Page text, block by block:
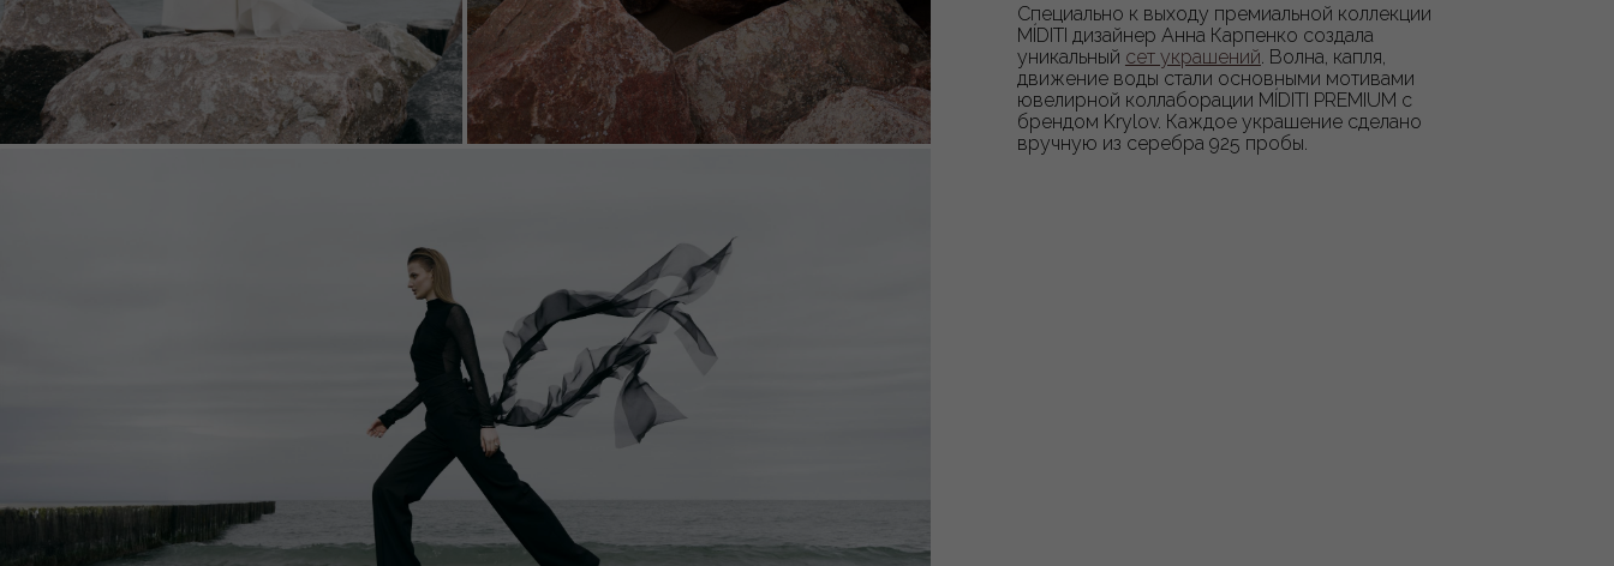
Специально к выходу премиальной коллекции
MÍDITI дизайнер Анна Карпенко создала
уникальный сет украшений. Волна, капля,
движение воды стали основными мотивами
ювелирной коллаборации MÍDITI PREMIUM с
брендом Krylov. Каждое украшение сделано
вручную из серебра 925 пробы.